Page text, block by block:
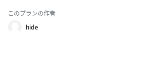
このプランの作者
hide